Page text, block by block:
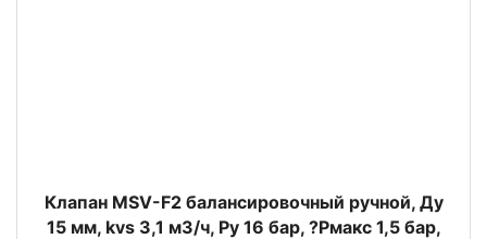
Клапан MSV-F2 балансировочный ручной, Ду
15 мм, kvs 3,1 м3/ч, Ру 16 бар, ?Рмакс 1,5 бар,